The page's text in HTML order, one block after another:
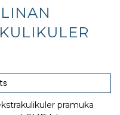
pramuka